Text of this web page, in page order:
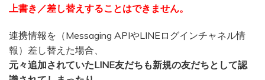
上書き／差し替えすることはできません。
連携情報を（Messaging APIやLINEログインチャネル情
報）差し替えた場合、
元々追加されていたLINE友だちも新規の友だちとして認